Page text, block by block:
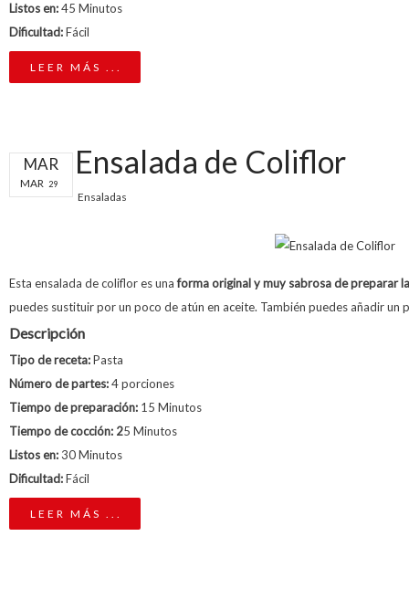
Listos en:45 Minutos
Dificultad:Fácil
LEER MÁS ...
MAR
MAR 29
Ensalada de Coliflor
Ensaladas
Esta ensalada de coliflor es una forma original y muy sabrosa de preparar
puedes sustituir por un poco de atún en aceite. También puedes añadir un
Descripción
Tipo de receta:Pasta
Número de partes:4 porciones
Tiempo de preparación: 15 Minutos
Tiempo de cocción: 25 Minutos
Listos en:30 Minutos
Dificultad:Fácil
LEER MÁS ...